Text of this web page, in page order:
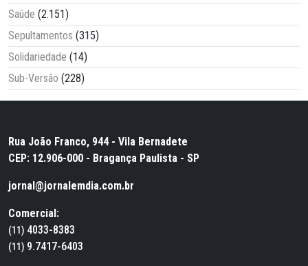
Saúde (2.151)
Sepultamentos (315)
Solidariedade (14)
Sub-Versão (228)
Rua João Franco, 944 - Vila Bernadete
CEP: 12.906-000 - Bragança Paulista - SP
jornal@jornalemdia.com.br
Comercial:
(11) 4033-8383
(11) 9.7417-6403